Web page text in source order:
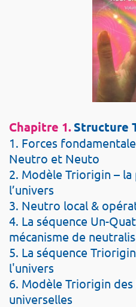
Chapitre 1.Structure
1. Forces
Neutro et Neuto
2. Modèle Triorigin –
l’univers
3. Neutro local &
4. La séquence Un-
mécanisme de
5. La séquence
l'univers
6. Modèle Triorigin
universelles